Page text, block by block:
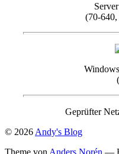
(70-
Geprüfter
© 2026 Andy's Blog
Theme von Anders Norén —